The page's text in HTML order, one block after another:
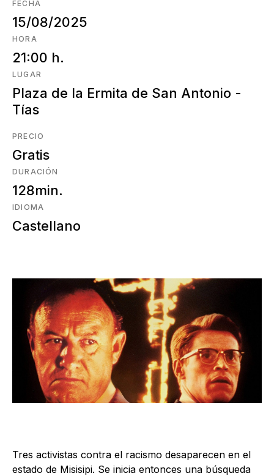
FECHA
15/08/2025
HORA
21:00 h.
LUGAR
Plaza de la Ermita de San Antonio -
Tías
PRECIO
Gratis
DURACIÓN
128min.
IDIOMA
Castellano
Tres activistas contra el racismo desaparecen en el
estado de Misisipi. Se inicia entonces una búsqueda